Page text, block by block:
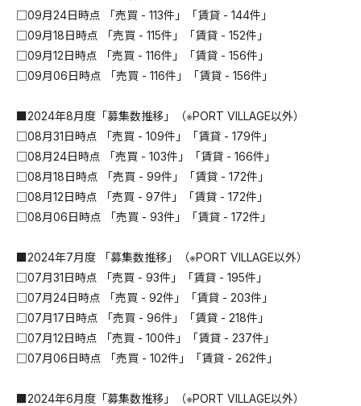
□09月24日時点 「売買 - 113件」「賃貸 - 144件」
□09月18日時点 「売買 - 115件」「賃貸 - 152件」
□09月12日時点 「売買 - 116件」「賃貸 - 156件」
□09月06日時点 「売買 - 116件」「賃貸 - 156件」
■2024年8月度「募集数推移」（※PORT VILLAGE以外）
□08月31日時点 「売買 - 109件」「賃貸 - 179件」
□08月24日時点 「売買 - 103件」「賃貸 - 166件」
□08月18日時点 「売買 - 99件」「賃貸 - 172件」
□08月12日時点 「売買 - 97件」「賃貸 - 172件」
□08月06日時点 「売買 - 93件」「賃貸 - 172件」
■2024年7月度 「募集数推移」（※PORT VILLAGE以外）
□07月31日時点 「売買 - 93件」「賃貸 - 195件」
□07月24日時点 「売買 - 92件」「賃貸 - 203件」
□07月17日時点 「売買 - 96件」「賃貸 - 218件」
□07月12日時点 「売買 - 100件」「賃貸 - 237件」
□07月06日時点 「売買 - 102件」「賃貸 - 262件」
■2024年6月度「募集数推移」（※PORT VILLAGE以外）